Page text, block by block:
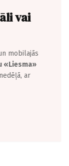
vai
mobilajās
«Liesma»
ar